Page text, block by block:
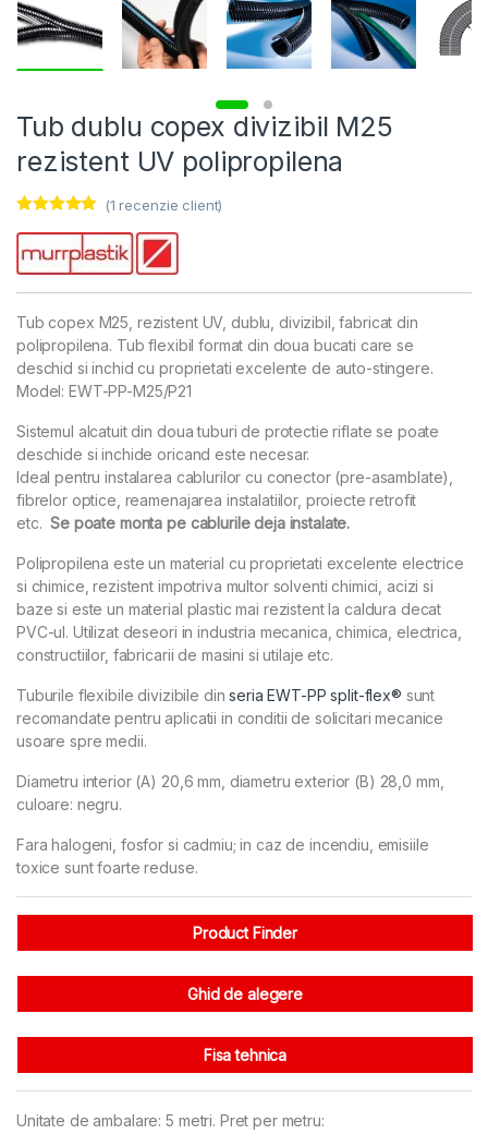
Tub dublu copex divizibil M25
rezistent UV polipropilena
5.00
baza unei
evaluări a
(1 recenzie client)
Tub copex M25, rezistent UV, dublu, divizibil, fabricat din
polipropilena. Tub flexibil format din doua bucati care se
deschid si inchid cu proprietati excelente de auto-stingere.
Model: EWT-PP-M25/P21
Sistemul alcatuit din doua tuburi de protectie riflate se poate
deschide si inchide oricand este necesar.
Ideal pentru instalarea cablurilor cu conector (pre-asamblate),
fibrelor optice, reamenajarea instalatiilor, proiecte retrofit
etc.Se poate monta pe cablurile deja instalate.
Polipropilena este un material cu proprietati excelente electrice
si chimice, rezistent impotriva multor solventi chimici, acizi si
baze si este un material plastic mai rezistent la caldura decat
PVC-ul. Utilizat deseori in industria mecanica, chimica, electrica,
constructiilor, fabricarii de masini si utilaje etc.
Tuburile flexibile divizibile dinseria EWT-PP split-flex® sunt
recomandate pentru aplicatii in conditii de solicitari mecanice
usoare spre medii.
Diametru interior (A) 20,6 mm, diametru exterior (B) 28,0 mm,
culoare: negru.
Fara halogeni, fosfor si cadmiu; in caz de incendiu, emisiile
toxice sunt foarte reduse.
Product Finder
Ghid de alegere
Fisa tehnica
Unitate de ambalare: 5 metri. Pret per metru: